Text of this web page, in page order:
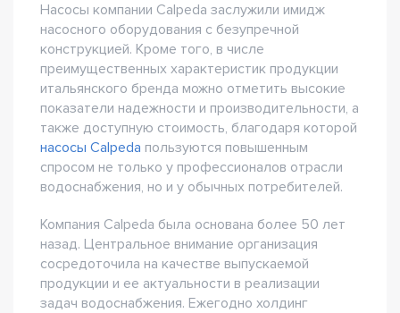
Насосы компании Calpeda заслужили имидж
насосного оборудования с безупречной
конструкцией. Кроме того, в числе
преимущественных характеристик продукции
итальянского бренда можно отметить высокие
показатели надежности и производительности, а
также доступную стоимость, благодаря которой
насосы Calpeda пользуются повышенным
спросом не только у профессионалов отрасли
водоснабжения, но и у обычных потребителей.
Компания Calpeda была основана более 50 лет
назад. Центральное внимание организация
сосредоточила на качестве выпускаемой
продукции и ее актуальности в реализации
задач водоснабжения. Ежегодно холдинг